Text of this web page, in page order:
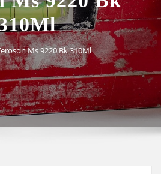
Ms 9220 Bk 310Ml